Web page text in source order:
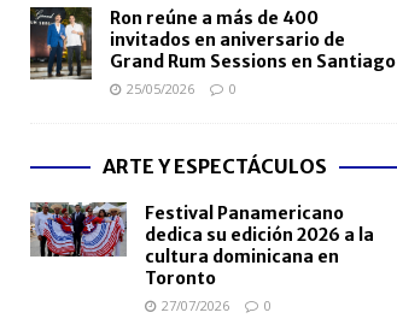
Ron reúne a más de 400
invitados en aniversario de
Grand Rum Sessions en Santiago
25/05/2026 0
ARTE Y ESPECTÁCULOS
Festival Panamericano
dedica su edición 2026 a la
cultura dominicana en
Toronto
27/07/2026 0